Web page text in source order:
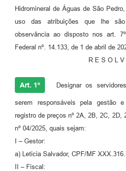
Hidromineral de Águas de São
uso das atribuições que lhe
observância ao disposto nos art.
Federal nº. 14.133, de 1 de abril de
R E S O L V
Art. 1º Designar os
serem responsáveis pela gestão
registro de preços nº 2A, 2B, 2C, 2D,
nº 04/2025, quais sejam:
I – Gestor:
a) Leticia Salvador, CPF/MF
II – Fiscal: